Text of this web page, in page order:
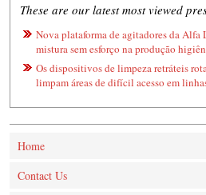
These are our latest most viewed
Nova plataforma de agitadores da Alfa
mistura sem esforço na produção
Os dispositivos de limpeza retráteis
limpam áreas de difícil acesso em
Home
Contact Us